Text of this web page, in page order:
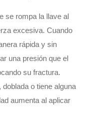
se rompa la llave al
excesiva. Cuando
rápida y sin
una presión que el
su fractura.
o tiene alguna
aumenta al aplicar